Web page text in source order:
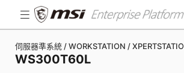
伺服器準系統 / WORKSTATION /
WS300T60L